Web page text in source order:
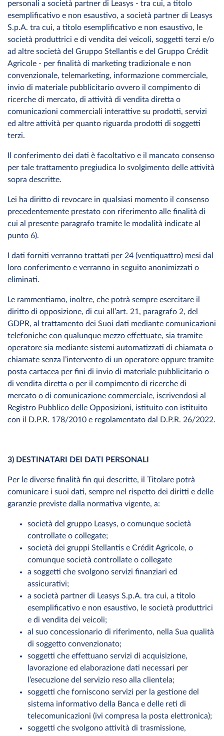
personali a società partner di Leasys - tra cui, a titolo
esemplificativo e non esaustivo, a società partner di Leasys
S.p.A. tra cui, a titolo esemplificativo e non esaustivo, le
società produttrici e di vendita dei veicoli, soggetti terzi e/o
ad altre società del Gruppo Stellantis e del Gruppo Crédit
Agricole - per finalità di marketing tradizionale e non
convenzionale, telemarketing, informazione commerciale,
invio di materiale pubblicitario ovvero il compimento di
ricerche di mercato, di attività di vendita diretta o
comunicazioni commerciali interattive su prodotti, servizi
ed altre attività per quanto riguarda prodotti di soggetti
terzi.
Il conferimento dei dati è facoltativo e il mancato consenso
per tale trattamento pregiudica lo svolgimento delle attività
sopra descritte.
Lei ha diritto di revocare in qualsiasi momento il consenso
precedentemente prestato con riferimento alle finalità di
cui al presente paragrafo tramite le modalità indicate al
punto 6).
I dati forniti verranno trattati per 24 (ventiquattro) mesi dal
loro conferimento e verranno in seguito anonimizzati o
eliminati.
Le rammentiamo, inoltre, che potrà sempre esercitare il
diritto di opposizione, di cui all’art. 21, paragrafo 2, del
GDPR, al trattamento dei Suoi dati mediante comunicazioni
telefoniche con qualunque mezzo effettuate, sia tramite
operatore sia mediante sistemi automatizzati di chiamata o
chiamate senza l’intervento di un operatore oppure tramite
posta cartacea per fini di invio di materiale pubblicitario o
di vendita diretta o per il compimento di ricerche di
mercato o di comunicazione commerciale, iscrivendosi al
Registro Pubblico delle Opposizioni, istituito con istituito
con il D.P.R. 178/2010 e regolamentato dal D.P.R. 26/2022.
3) DESTINATARI DEI DATI PERSONALI
Per le diverse finalità fin qui descritte, il Titolare potrà
comunicare i suoi dati, sempre nel rispetto dei diritti e delle
garanzie previste dalla normativa vigente, a:
società del gruppo Leasys, o comunque società
controllate o collegate;
società dei gruppi Stellantis e Crédit Agricole, o
comunque società controllate o collegate
a soggetti che svolgono servizi finanziari ed
assicurativi;
a società partner di Leasys S.p.A. tra cui, a titolo
esemplificativo e non esaustivo, le società produttrici
e di vendita dei veicoli;
al suo concessionario di riferimento, nella Sua qualità
di soggetto convenzionato;
soggetti che effettuano servizi di acquisizione,
lavorazione ed elaborazione dati necessari per
l’esecuzione del servizio reso alla clientela;
soggetti che forniscono servizi per la gestione del
sistema informativo della Banca e delle reti di
telecomunicazioni (ivi compresa la posta elettronica);
soggetti che svolgono attività di trasmissione,